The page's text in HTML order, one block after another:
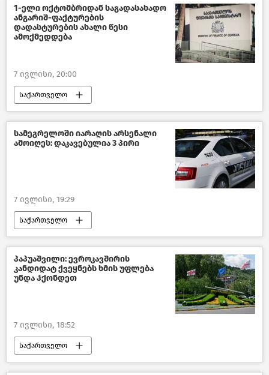
საზოგადოება
1-ელი ოქტომბრიდან საგადასახადო
ანგარიშ-ფაქტურების
დადასტურების ახალი წესი
ამოქმედდება
7 ივლისი, 20:00
საქართველო
საქართველოს ფინანსთა სამინიტრო
საქართველოს ეკონომიკა
საქართველოს ბიზნესგარემო
სამეგრელოში იარაღის არსენალი
ამოიღეს: დაკავებულია 3 პირი
7 ივლისი, 19:29
საქართველო
საქართველოს შინაგან საქმეთა სამინისტრო
კრიმინალი საქართველოში
საქართველოს რეგიონები
პაპუაშვილი: ევროკავშირის
კანდიდატ ქვეყნებს ხმის უფლება
უნდა ჰქონდეთ
7 ივლისი, 18:52
საქართველო
საქართველო-ევროკავშირის ურთიერთობები